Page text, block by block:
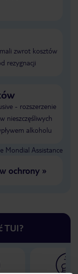
zwrot kosztów
rezygnacji
- rozszerzenie
nieszczęśliwych
alkoholu
Mondial Assistance
ochrony»
TUI?